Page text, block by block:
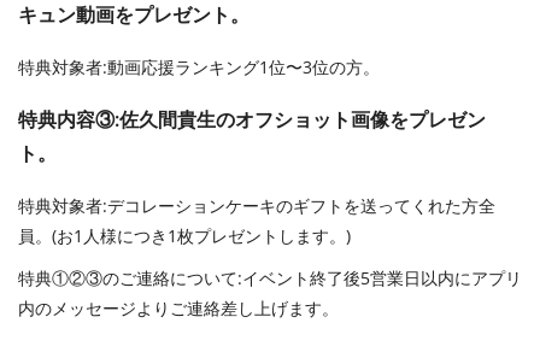
キュン動画をプレゼント。
特典対象者:動画応援ランキング1位〜3位の方。
特典内容③:佐久間貴生のオフショット画像をプレゼン
ト。
特典対象者:デコレーションケーキのギフトを送ってくれた方全
員。(お1人様につき1枚プレゼントします。)
特典①②③のご連絡について:イベント終了後5営業日以内にアプリ
内のメッセージよりご連絡差し上げます。